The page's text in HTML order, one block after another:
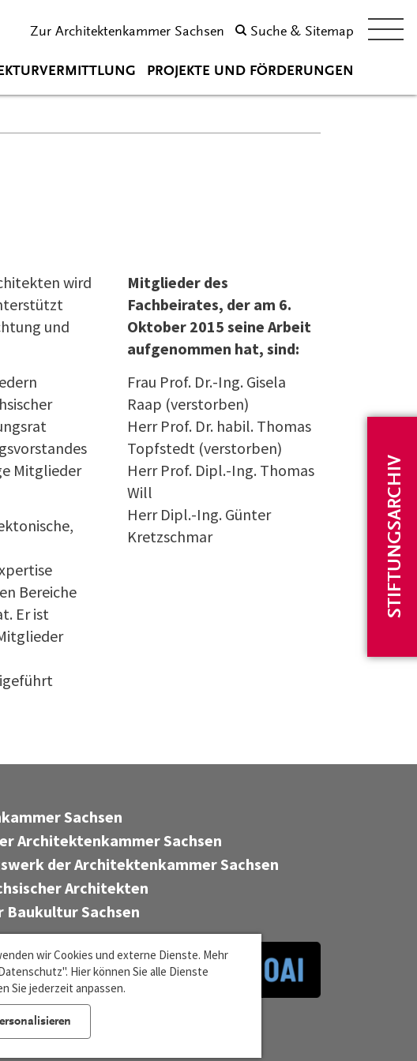
Zur Architektenkammer Sachsen Suche & Sitemap
STIFTUNGSARCHIV
PROJEKTE UND FÖRDERUNGEN
wird
und
Mitglieder
Bereiche
Er ist
Mitglieder des
Fachbeirates, der am 6.
Oktober 2015 seine Arbeit
aufgenommen hat, sind:
Frau Prof. Dr.-Ing. Gisela
Raap (verstorben)
Herr Prof. Dr. habil. Thomas
Topfstedt (verstorben)
Herr Prof. Dipl.-Ing. Thomas
Will
Herr Dipl.-Ing. Günter
Kretzschmar
Sachsen
Architektenkammer Sachsen
der Architektenkammer Sachsen
Architekten
Baukultur Sachsen
wir Cookies und externe Dienste. Mehr
Hier können Sie alle Dienste
Sie jederzeit anpassen.